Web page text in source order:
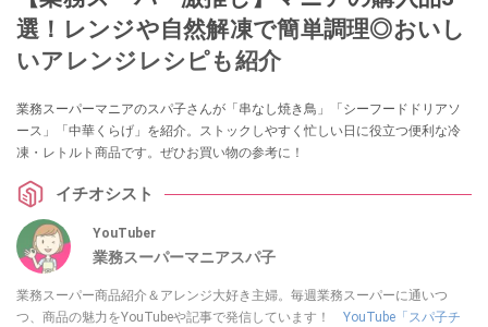
選！レンジや自然解凍で簡単調理◎おいし
いアレンジレシピも紹介
業務スーパーマニアのスパ子さんが「串なし焼き鳥」「シーフードドリアソ
ース」「中華くらげ」を紹介。ストックしやすく忙しい日に役立つ便利な冷
凍・レトルト商品です。ぜひお買い物の参考に！
イチオシスト
YouTuber
業務スーパーマニアスパ子
業務スーパー商品紹介＆アレンジ大好き主婦。毎週業務スーパーに通いつ
つ、商品の魅力をYouTubeや記事で発信しています！ YouTube「スパ子チ